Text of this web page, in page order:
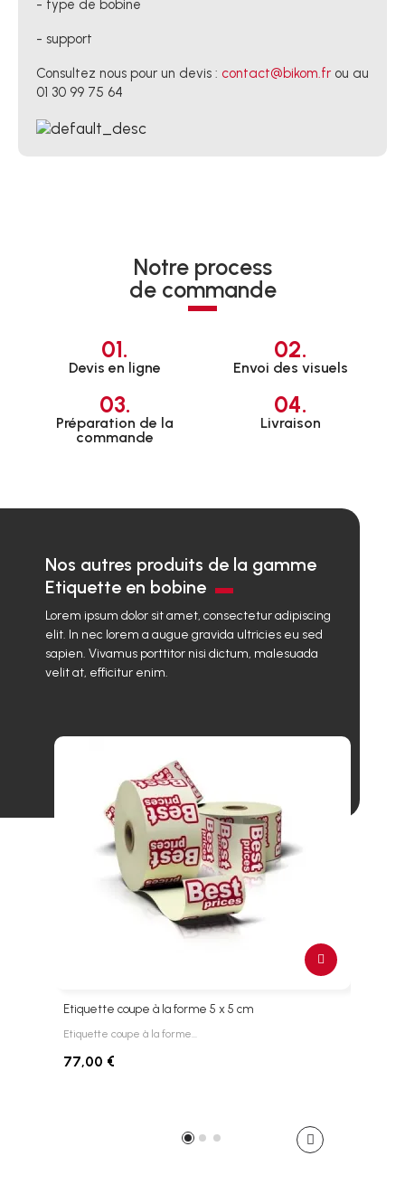
- type de bobine
- support
Consultez nous pour un devis : contact@bikom.fr ou au
01 30 99 75 64
Notre process
de commande
01.
Devis en ligne
02.
Envoi des visuels
03.
Préparation de la
commande
04.
Livraison
Nos autres produits de la gamme
Etiquette en bobine
Lorem ipsum dolor sit amet, consectetur adipiscing
elit. In nec lorem a augue gravida ultricies eu sed
sapien. Vivamus porttitor nisi dictum, malesuada
velit at, efficitur enim.
Etiquette coupe à la forme 5 x 5 cm
Etiquette coupe à la forme…
77,00 €